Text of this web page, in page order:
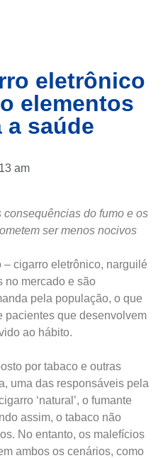
eletrônico
elementos
a saúde
am
do fumo e os
ser menos nocivos
– cigarro eletrônico, narguilé
no mercado e são
pela população, o que
pacientes que desenvolvem
ao hábito.
por tabaco e outras
uma das responsáveis pela
‘natural’, o fumante
assim, o tabaco não
No entanto, os malefícios
ambos os cenários, como